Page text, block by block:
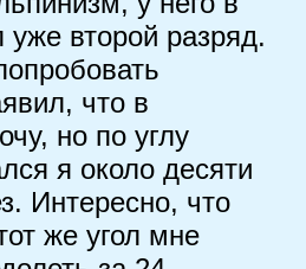
второй разряд.
что в
но по углу
я около десяти
Интересно, что
же угол мне